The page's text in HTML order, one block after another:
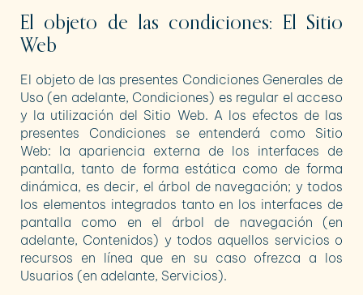
El objeto de las condiciones: El Sitio
Web
El objeto de las presentes Condiciones Generales de
Uso (en adelante, Condiciones) es regular el acceso
y la utilización del Sitio Web. A los efectos de las
presentes Condiciones se entenderá como Sitio
Web: la apariencia externa de los interfaces de
pantalla, tanto de forma estática como de forma
dinámica, es decir, el árbol de navegación; y todos
los elementos integrados tanto en los interfaces de
pantalla como en el árbol de navegación (en
adelante, Contenidos) y todos aquellos servicios o
recursos en línea que en su caso ofrezca a los
Usuarios (en adelante, Servicios).